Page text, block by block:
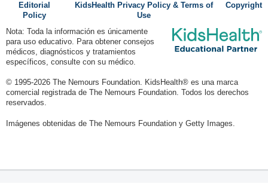
Editorial
Policy
KidsHealth Privacy Policy & Terms of
Use
Copyright
Nota: Toda la información es únicamente
para uso educativo. Para obtener consejos
médicos, diagnósticos y tratamientos
específicos, consulte con su médico.
© 1995-2026 The Nemours Foundation. KidsHealth® es una marca
comercial registrada de The Nemours Foundation. Todos los derechos
reservados.
Imágenes obtenidas de The Nemours Foundation y Getty Images.